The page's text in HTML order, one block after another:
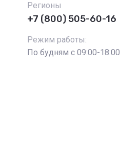
Регионы
+7 (800) 505-60-16
Режим работы:
По будням с 09:00-18:00